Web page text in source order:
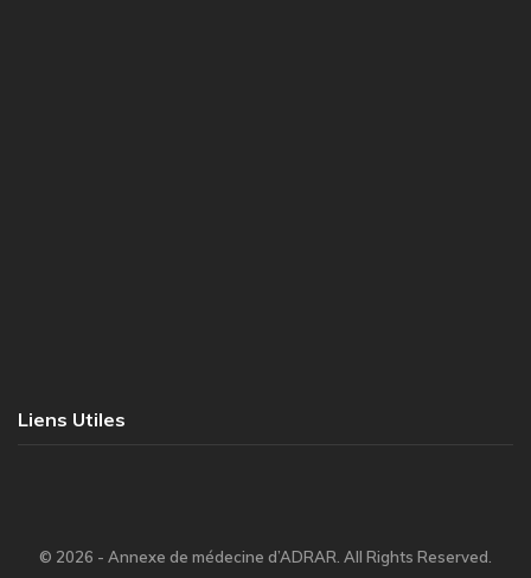
Liens Utiles
© 2026 - Annexe de médecine d’ADRAR. All Rights Reserved.